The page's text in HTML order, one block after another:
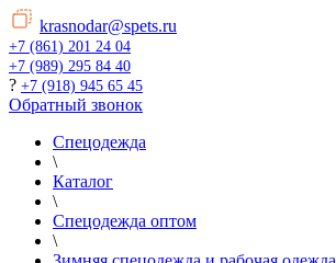
krasnodar@spets.ru
+7 (861) 201 24 04
+7 (989) 295 84 40
? +7 (918) 945 65 45
Обратный звонок
Спецодежда
\
Каталог
\
Спецодежда оптом
\